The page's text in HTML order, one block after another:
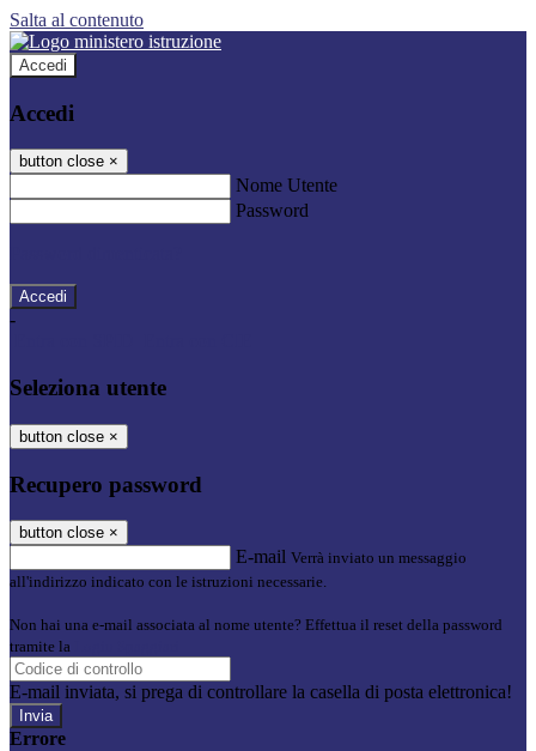
Salta al contenuto
Accedi
Accedi
button close ×
Nome Utente
Password
-
Seleziona utente
button close ×
Recupero password
button close ×
E-mail Verrà inviato un messaggio
all'indirizzo indicato con le istruzioni necessarie.
Non hai una e-mail associata al nome utente? Effettua il reset della password
tramite la
E-mail inviata, si prega di controllare la casella di posta elettronica!
Errore